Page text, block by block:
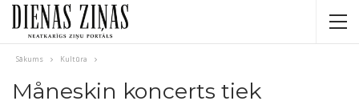
Sākums Kultūra
Måneskin koncerts tiek